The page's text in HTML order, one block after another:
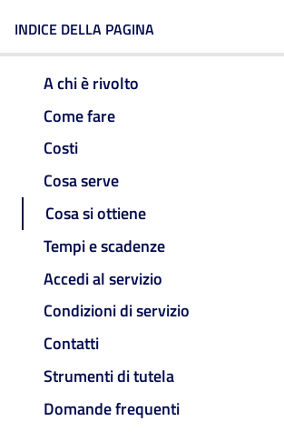
INDICE DELLA PAGINA
A chi è rivolto
Come fare
Costi
Cosa serve
Cosa si ottiene
Tempi e scadenze
Accedi al servizio
Condizioni di servizio
Contatti
Strumenti di tutela
Domande frequenti